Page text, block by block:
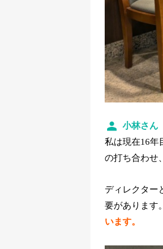
小林さん
私は現在16年
の打ち合わせ
ディレクター
要があります。
います。